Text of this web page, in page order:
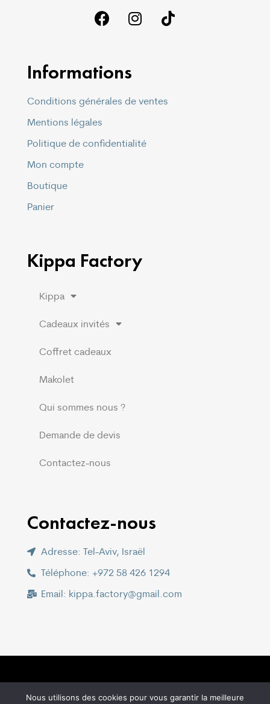
Informations
Conditions générales de ventes
Mentions légales
Politique de confidentialité
Mon compte
Boutique
Panier
Kippa Factory
Kippa
Cadeaux invités
Coffret cadeaux
Makolet
Qui sommes nous ?
Demande de devis
Contactez-nous
Contactez-nous
Adresse: Tel-Aviv, Israël
Téléphone: +972 58 426 1294
Email: kippa.factory@gmail.com
Copyright © 2021 –Peechy Creation LTD
Nous utilisons des cookies pour vous garantir la meilleure